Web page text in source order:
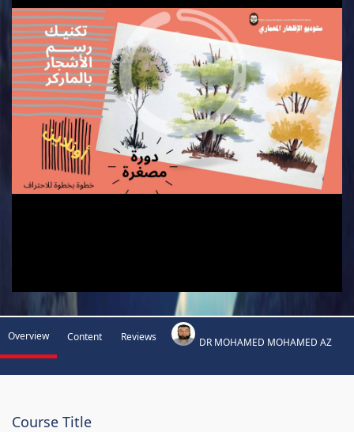
Overview Content Reviews DR MOHAMED MOHAMED AZ
Course Title